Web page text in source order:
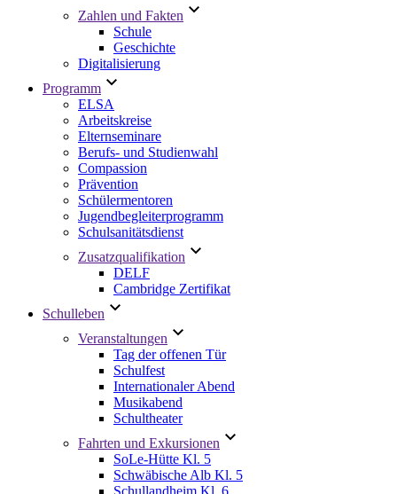
Zahlen und Fakten
Schule
Geschichte
Digitalisierung
Programm
ELSA
Arbeitskreise
Elternseminare
Berufs- und Studienwahl
Compassion
Prävention
Schülermentoren
Jugendbegleiterprogramm
Schulsanitätsdienst
Zusatzqualifikation
DELF
Cambridge Zertifikat
Schulleben
Veranstaltungen
Tag der offenen Tür
Schulfest
Internationaler Abend
Musikabend
Schultheater
Fahrten und Exkursionen
SoLe-Hütte Kl. 5
Schwäbische Alb Kl. 5